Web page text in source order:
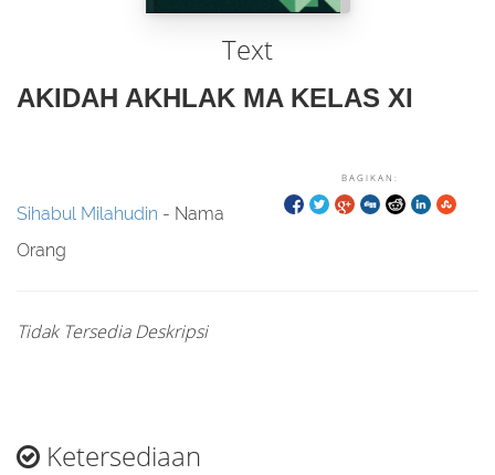
Text
AKIDAH AKHLAK MA KELAS XI
BAGIKAN:
Sihabul Milahudin - Nama
Orang
Tidak Tersedia Deskripsi
Ketersediaan